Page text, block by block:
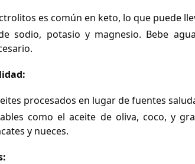
es común en keto, lo que puede
sodio, potasio y magnesio. Bebe
procesados en lugar de fuentes
como el aceite de oliva, coco, y
y nueces.